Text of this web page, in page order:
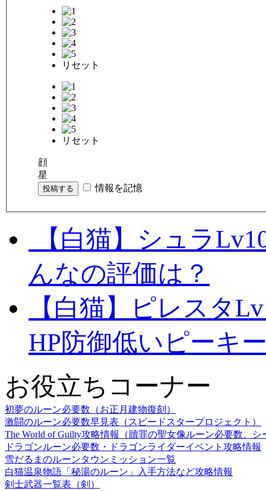
リセット
リセット
顔
星
投稿する 情報を記憶
【白猫】シュラ
んなの評価は？
【白猫】ピレスタ
HP防御低いピーキ
お役立ちコーナー
初夢のルーン必要数（お正月建物復刻）
激闘のルーン必要数早見表（スピードスタープロジェクト）
The World of Guilty攻略情報（贖罪の聖女像ルーン必要数、
ドラゴンルーン必要数・ドラゴンライダーイベント攻略情報
雪だるまのルーンタウンミッション一覧
白猫温泉物語「秘湯のルーン」入手方法など攻略情報
剣士武器一覧表（剣）